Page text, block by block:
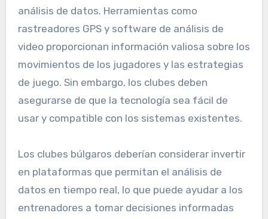
análisis de datos. Herramientas como
rastreadores GPS y software de análisis de
video proporcionan información valiosa sobre los
movimientos de los jugadores y las estrategias
de juego. Sin embargo, los clubes deben
asegurarse de que la tecnología sea fácil de
usar y compatible con los sistemas existentes.
Los clubes búlgaros deberían considerar invertir
en plataformas que permitan el análisis de
datos en tiempo real, lo que puede ayudar a los
entrenadores a tomar decisiones informadas